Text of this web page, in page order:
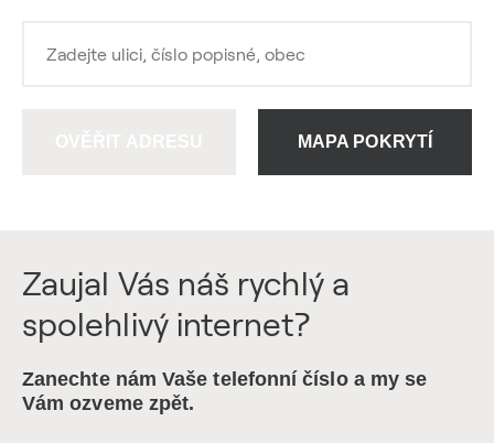
MAPA POKRYTÍ
Zaujal Vás náš rychlý a
spolehlivý internet?
Zanechte nám Vaše telefonní číslo a my se
Vám ozveme zpět.